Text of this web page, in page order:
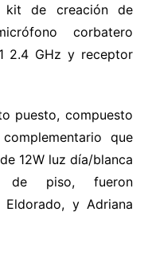
kit de creación de
corbatero
2.4 GHz y receptor
puesto, compuesto
que
12W luz día/blanca
de piso, fueron
y Adriana